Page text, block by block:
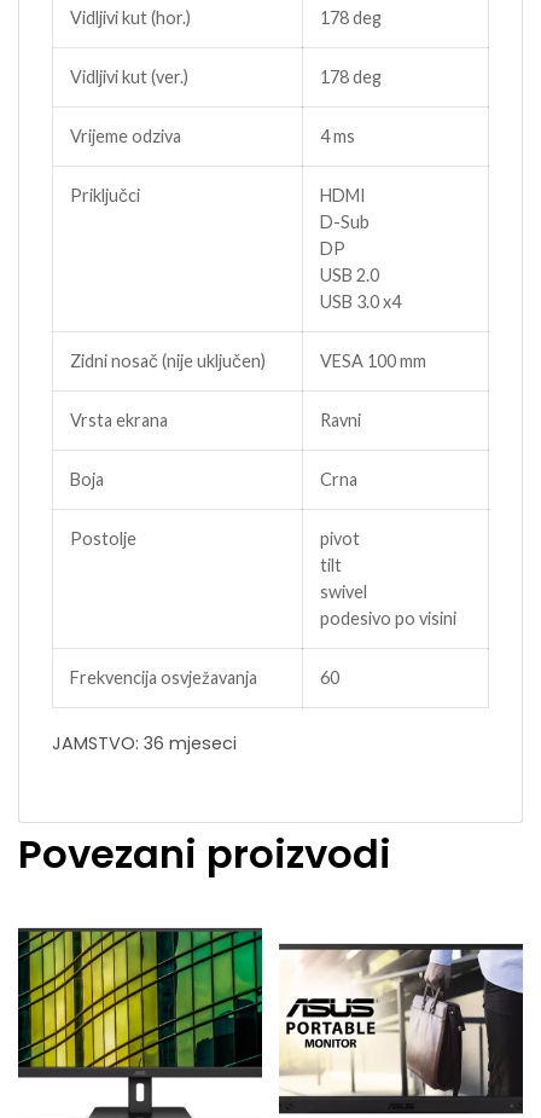
Vidljivi kut (hor.) 178 deg
Vidljivi kut (ver.) 178 deg
Vrijeme odziva 4 ms
Priključci
HDMI
D-Sub
DP
USB 2.0
USB 3.0 x4
Zidni nosač (nije uključen) VESA 100 mm
Vrsta ekrana Ravni
Boja Crna
Postolje
pivot
tilt
swivel
podesivo po visini
Frekvencija osvježavanja 60
JAMSTVO: 36 mjeseci
Povezani proizvodi